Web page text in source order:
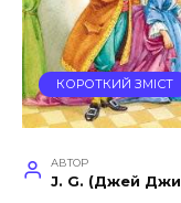
КОРОТКИЙ ЗМІСТ
АВТОР
J. G. (Джей